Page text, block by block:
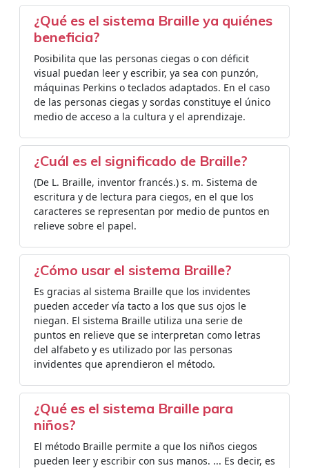
¿Qué es el sistema Braille ya quiénes
beneficia?
Posibilita que las personas ciegas o con déficit
visual puedan leer y escribir, ya sea con punzón,
máquinas Perkins o teclados adaptados. En el caso
de las personas ciegas y sordas constituye el único
medio de acceso a la cultura y el aprendizaje.
¿Cuál es el significado de Braille?
(De L. Braille, inventor francés.) s. m. Sistema de
escritura y de lectura para ciegos, en el que los
caracteres se representan por medio de puntos en
relieve sobre el papel.
¿Cómo usar el sistema Braille?
Es gracias al sistema Braille que los invidentes
pueden acceder vía tacto a los que sus ojos le
niegan. El sistema Braille utiliza una serie de
puntos en relieve que se interpretan como letras
del alfabeto y es utilizado por las personas
invidentes que aprendieron el método.
¿Qué es el sistema Braille para
niños?
El método Braille permite a que los niños ciegos
pueden leer y escribir con sus manos. ... Es decir, es